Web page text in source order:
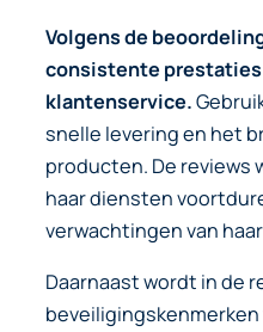
Volgens de
consistente prestaties
klantenservice.
snelle levering en het
producten. De reviews
haar diensten
verwachtingen van
Daarnaast wordt in de